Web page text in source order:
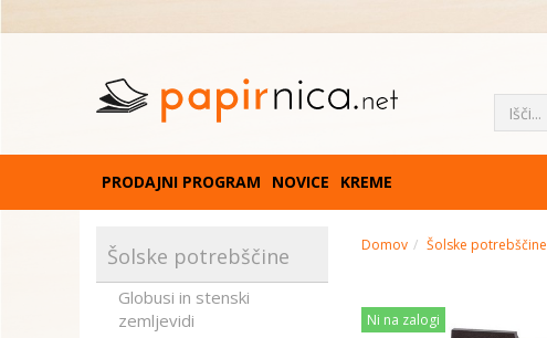
PRODAJNI PROGRAM NOVICE KREME
Šolske potrebščine
Globusi in stenski
zemljevidi
Domov Šolske potrebščine
Ni na zalogi